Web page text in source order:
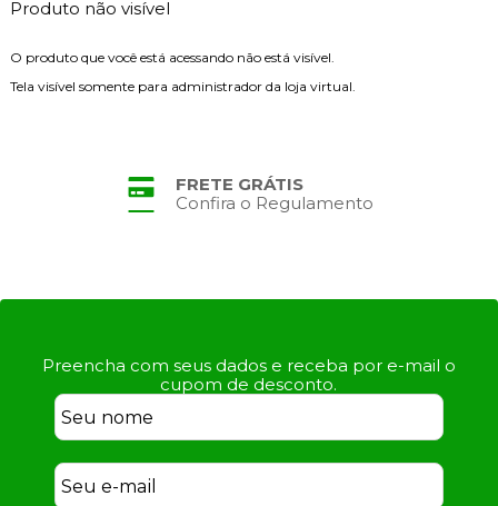
Produto não visível
O produto que você está acessando não está visível.
Tela visível somente para administrador da loja virtual.
FRETE GRÁTIS
Confira o Regulamento
Preencha com seus dados e receba por e-mail o
cupom de desconto.